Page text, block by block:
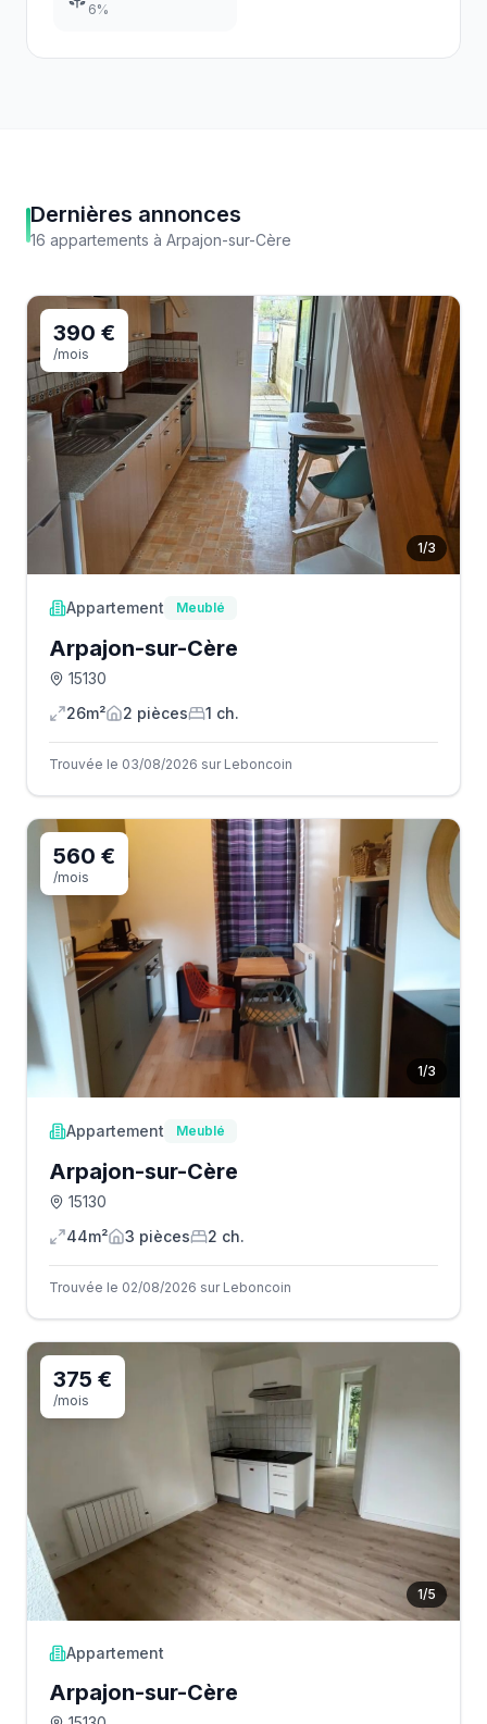
6%
Dernières annonces
16 appartements à Arpajon-sur-Cère
1/3
390 €
/mois
Appartement Meublé
Arpajon-sur-Cère
15130
26m²
2 pièces 1 ch.
Trouvée le 03/08/2026 sur Leboncoin
1/3
560 €
/mois
Appartement Meublé
Arpajon-sur-Cère
15130
44m²
3 pièces 2 ch.
Trouvée le 02/08/2026 sur Leboncoin
1/5
375 €
/mois
Appartement
Arpajon-sur-Cère